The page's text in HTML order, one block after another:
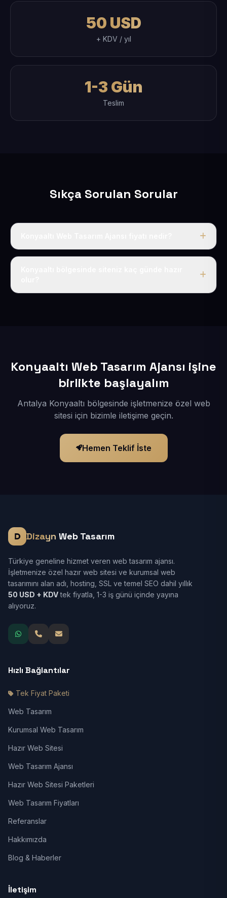
50 USD
+ KDV / yıl
1-3 Gün
Teslim
Sıkça Sorulan Sorular
Tek fiyat uygulanır: yıllık 50 USD + KDV. Bu bedele alan
Konyaaltı Web Tasarım Ajansı işine
birlikte başlayalım
Antalya Konyaaltı bölgesinde işletmenize özel web
sitesi için bizimle iletişime geçin.
Hemen Teklif İste
Dizayn Web Tasarım
Türkiye geneline hizmet veren web tasarım ajansı.
İşletmenize özel hazır web sitesi ve kurumsal web
tasarımını alan adı, hosting, SSL ve temel SEO dahil yıllık
50 USD + KDVtek fiyatla, 1-3 iş günü içinde yayına
alıyoruz.
Hızlı Bağlantılar
Tek Fiyat Paketi
Web Tasarım
Kurumsal Web Tasarım
Hazır Web Sitesi
Web Tasarım Ajansı
Hazır Web Sitesi Paketleri
Web Tasarım Fiyatları
Referanslar
Hakkımızda
Blog & Haberler
İletişim